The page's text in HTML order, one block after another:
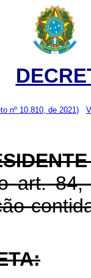
nº 10.810, de 2021)
art. 84,